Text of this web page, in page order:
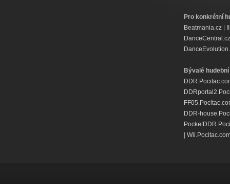
Pro konkrétní
Beatmania.cz
DanceCentral.cz
Bývalé
DDR-